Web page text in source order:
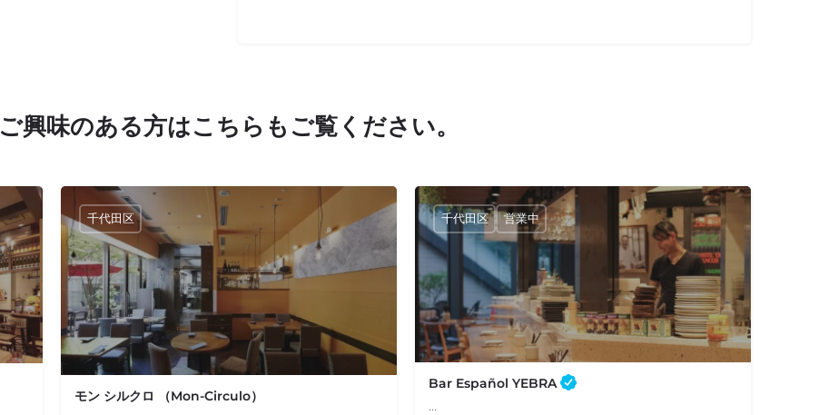
ご興味のある方はこちらもご覧ください。
モン シルクロ （Mon-Circulo）
千代田区
Bar Español YEBRA
…
千代田区 営業中